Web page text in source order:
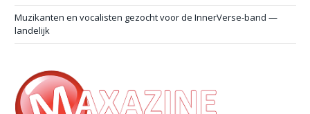
Muzikanten en vocalisten gezocht voor de InnerVerse-band —
landelijk